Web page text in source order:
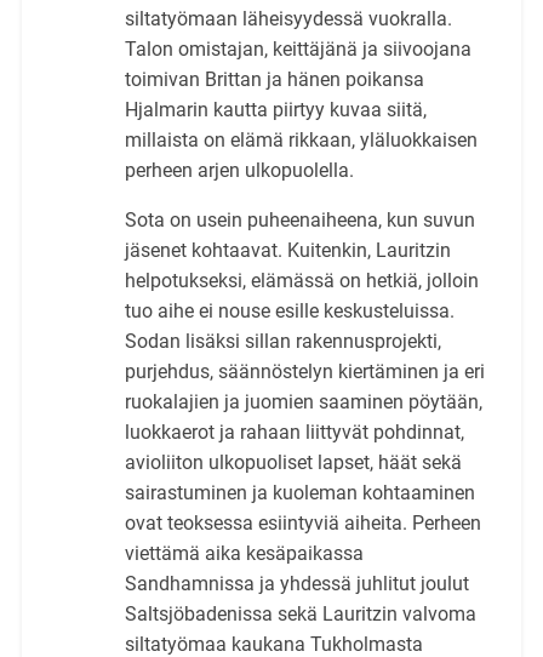
siltatyömaan läheisyydessä vuokralla.
Talon omistajan, keittäjänä ja siivoojana
toimivan Brittan ja hänen poikansa
Hjalmarin kautta piirtyy kuvaa siitä,
millaista on elämä rikkaan, yläluokkaisen
perheen arjen ulkopuolella.
Sota on usein puheenaiheena, kun suvun
jäsenet kohtaavat. Kuitenkin, Lauritzin
helpotukseksi, elämässä on hetkiä, jolloin
tuo aihe ei nouse esille keskusteluissa.
Sodan lisäksi sillan rakennusprojekti,
purjehdus, säännöstelyn kiertäminen ja eri
ruokalajien ja juomien saaminen pöytään,
luokkaerot ja rahaan liittyvät pohdinnat,
avioliiton ulkopuoliset lapset, häät sekä
sairastuminen ja kuoleman kohtaaminen
ovat teoksessa esiintyviä aiheita. Perheen
viettämä aika kesäpaikassa
Sandhamnissa ja yhdessä juhlitut joulut
Saltsjöbadenissa sekä Lauritzin valvoma
siltatyömaa kaukana Tukholmasta